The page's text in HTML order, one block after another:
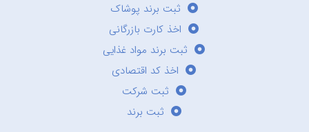
ثبت برند پوشاک
اخذ کارت بازرگانی
ثبت برند مواد غذایی
اخذ کد اقتصادی
ثبت شرکت
ثبت برند